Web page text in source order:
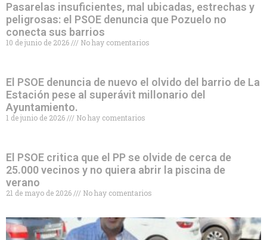
Pasarelas insuficientes, mal ubicadas, estrechas y
peligrosas: el PSOE denuncia que Pozuelo no
conecta sus barrios
10 de junio de 2026 No hay comentarios
El PSOE denuncia de nuevo el olvido del barrio de La
Estación pese al superávit millonario del
Ayuntamiento.
1 de junio de 2026 No hay comentarios
El PSOE critica que el PP se olvide de cerca de
25.000 vecinos y no quiera abrir la piscina de
verano
21 de mayo de 2026 No hay comentarios